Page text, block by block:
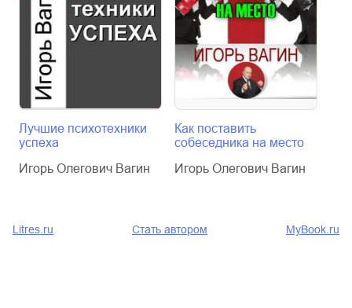
Лучшие психотехники
успеха
Игорь Олегович Вагин
Как поставить
собеседника на место
Игорь Олегович Вагин
Litres.ru Стать автором MyBook.ru